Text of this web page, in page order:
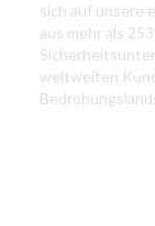
sich auf unsere
aus mehr als
weltweiten